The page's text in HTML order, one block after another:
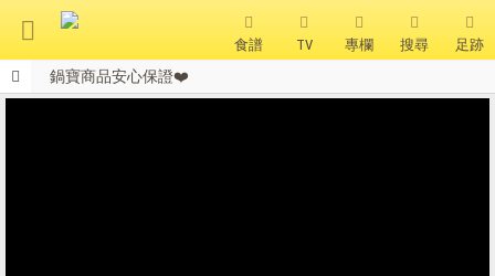
食譜 TV 專欄 搜尋 足跡
鍋寶商品安心保證❤️
全站單筆消費滿額現享88折⚡
搜 尋